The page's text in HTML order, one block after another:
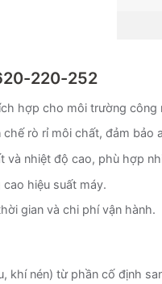
220-252
hợp cho môi trường công
rò rỉ môi chất, đảm bảo
và nhiệt độ cao, phù hợp
cao hiệu suất máy.
gian và chi phí vận hành.
khí nén) từ phần cố định